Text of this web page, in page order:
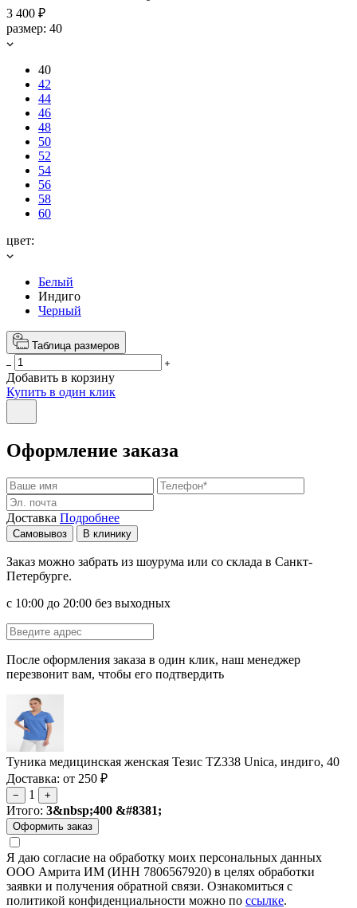
3 400 ₽
размер: 40
40
42
44
46
48
50
52
54
56
58
60
цвет:
Белый
Индиго
Черный
Таблица размеров
Добавить в корзину
Купить в один клик
Оформление заказа
Доставка Подробнее
Самовывоз В клинику
Заказ можно забрать из шоурума или со склада в Санкт-
Петербурге.
с 10:00 до 20:00 без выходных
После оформления заказа в один клик, наш менеджер
перезвонит вам, чтобы его подтвердить
Туника медицинская женская Тезис TZ338 Unica, индиго, 40
Доставка: от 250 ₽
− 1 +
Итого: 3&nbsp;400 &#8381;
Я даю согласие на обработку моих персональных данных
ООО Амрита ИМ (ИНН 7806567920) в целях обработки
заявки и получения обратной связи. Ознакомиться с
политикой конфиденциальности можно по ссылке.